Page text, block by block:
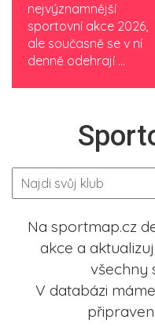
nejvýznamnější
sportovní akce 2026,
ale současně se v ní
denně odehrají ...
Na sportmap.cz
akce a
všechny
V databázi